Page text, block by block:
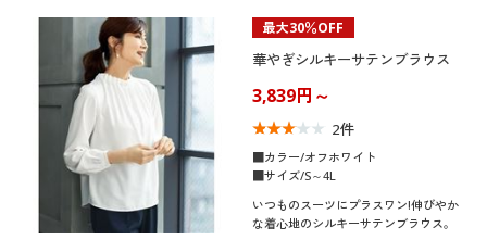
最大30％OFF
華やぎシルキーサテンブラウス
3,839円～
2件
■カラー/オフホワイト
■サイズ/S～4L
いつものスーツにプラスワン!伸びやか
な着心地のシルキーサテンブラウス。